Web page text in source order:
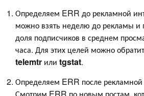
Определяем ERR до рекламной
можно взять неделю до рекламы и
доля подписчиков в среднем
часа. Для этих целей можно
telemtr или tgstat.
Определяем ERR после рекламной
Смотрим ERR по новым постам,